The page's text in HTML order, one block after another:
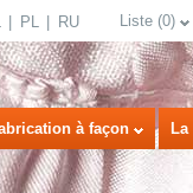
PL RU Liste (0)
à façon